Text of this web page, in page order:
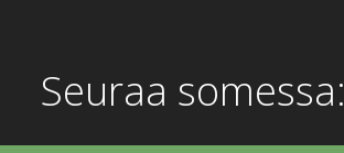
Seuraa somessa: